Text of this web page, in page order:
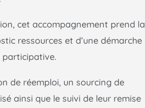
cet accompagnement prend la
ressources et d’une démarche
de réemploi, un sourcing de
ainsi que le suivi de leur remise